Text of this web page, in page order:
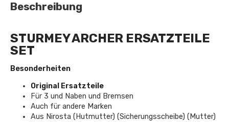
Beschreibung
STURMEY ARCHER ERSATZTEILE
SET
Besonderheiten
Original Ersatzteile
Für 3 und Naben und Bremsen
Auch für andere Marken
Aus Nirosta (Hutmutter) (Sicherungsscheibe) (Mutter)